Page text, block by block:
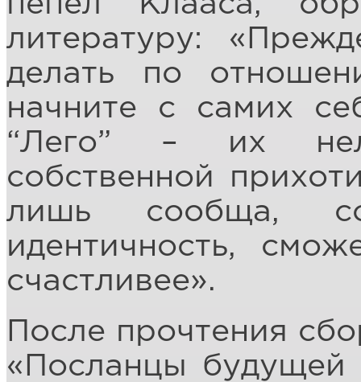
литературу:
делать по
начните с самих
“Лего” – их
собственной
лишь сообща,
идентичность,
счастливее».
После прочтения
«Посланцы